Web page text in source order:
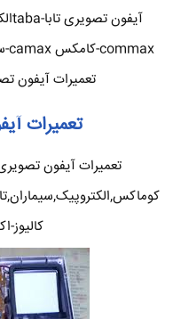
commax-کامکس camax-سوزوکی suzuki-آلدو ALDO در
تعمیرات آیفون
تعمیرات
تعمیرات آیفون
کالیوز-